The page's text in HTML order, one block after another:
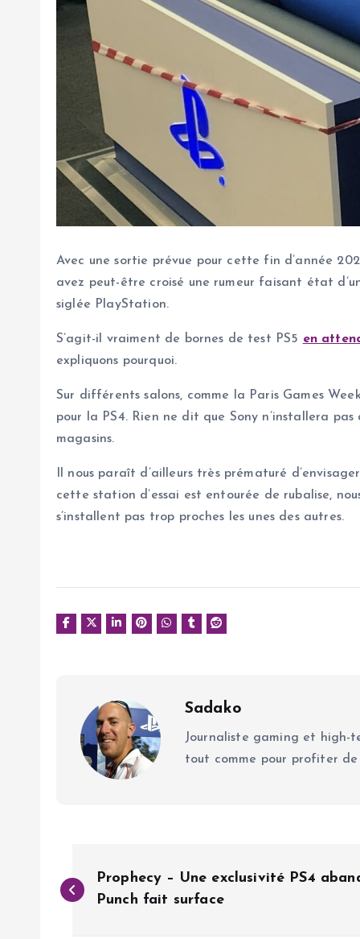
Avec une sortie prévue pour cette fin d’année
avez peut-être croisé une rumeur faisant état
siglée PlayStation.
S’agit-il vraiment de bornes de test PS5 en
expliquons pourquoi.
Sur différents salons, comme la Paris Games
pour la PS4. Rien ne dit que Sony n’installera
magasins.
Il nous paraît d’ailleurs très prématuré
cette station d’essai est entourée de rubalise,
s’installent pas trop proches les unes des autres.
Sadako
Journaliste gaming et high-
tout comme pour profiter
a
Prophecy – Une exclusivité PS4
Punch fait surface